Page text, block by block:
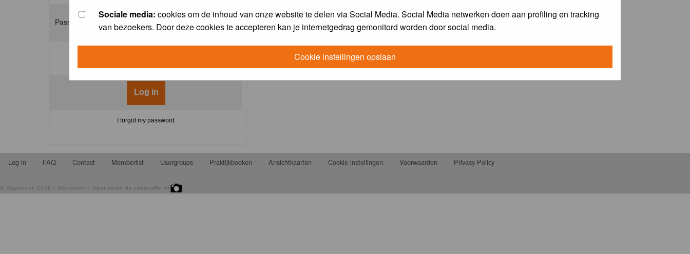
Sociale media: cookies om de inhoud van onze website te delen via Social Media. Social Media netwerken doen aan profiling en tracking
van bezoekers. Door deze cookies te accepteren kan je internetgedrag gemonitord worden door social media.
Cookie instellingen opslaan
Password:
I forgot my password
Log in FAQ Contact Memberlist Usergroups Praktijkboeken Ansichtkaarten Cookie instellingen Voorwaarden Privacy Policy
© Zygomatic 2026 | Disclaimer | Sponsored by cameraNu.nl